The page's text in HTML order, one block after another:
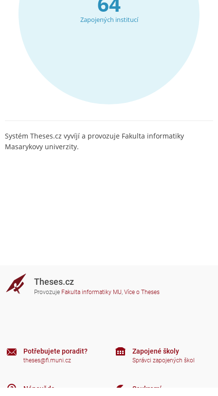
Zapojených institucí
Systém Theses.cz vyvíjí a provozuje Fakulta informatiky
Masarykovy univerzity.
Theses.cz
Provozuje Fakulta informatiky MU, Více o Theses
Potřebujete poradit?
theses@fi.muni.cz
Nápověda
Zapojené školy
Správci zapojených škol
Soukromí